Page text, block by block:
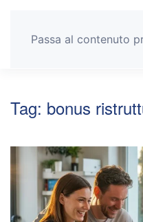
Passa al contenuto
Tag: bonus